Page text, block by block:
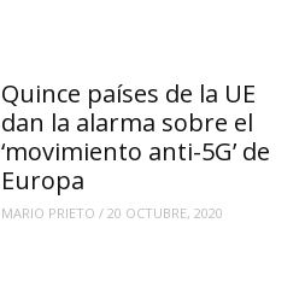
Quince países de la UE
dan la alarma sobre el
‘movimiento anti-5G’ de
Europa
MARIO PRIETO /20 OCTUBRE, 2020